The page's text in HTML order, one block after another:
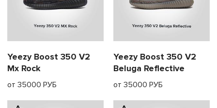
Yeezy Boost 350 V2
Mx Rock
от 35000 РУБ
Yeezy Boost 350 V2
Beluga Reflective
от 35000 РУБ